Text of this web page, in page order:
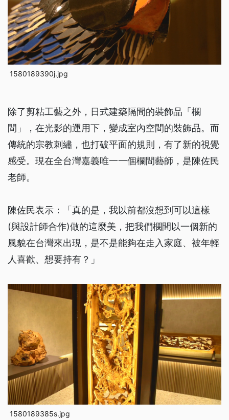
1580189390j.jpg
除了剪粘工藝之外，日式建築隔間的裝飾品「欄
間」，在光影的運用下，變成室內空間的裝飾品。而
傳統的宗教刺繡，也打破平面的規則，有了新的視覺
感受。現在全台灣嘉義唯一一個欄間藝師，是陳佐民
老師。
陳佐民表示：「真的是，我以前都沒想到可以這樣
(與設計師合作)做的這麼美，把我們欄間以一個新的
風貌在台灣來出現，是不是能夠在走入家庭、被年輕
人喜歡、想要持有？」
1580189385s.jpg